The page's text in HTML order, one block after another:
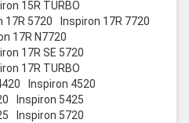
15R TURBO
17R 5720
Inspiron 17R 7720
17R N7720
17R SE 5720
17R TURBO
Inspiron 4520
Inspiron 5425
Inspiron 5720